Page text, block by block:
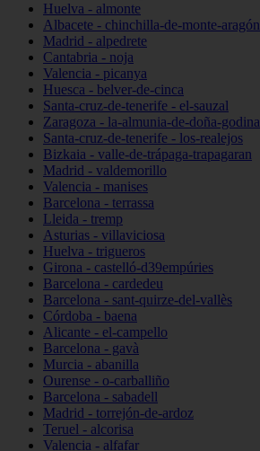
Huelva - almonte
Albacete - chinchilla-de-monte-aragón
Madrid - alpedrete
Cantabria - noja
Valencia - picanya
Huesca - belver-de-cinca
Santa-cruz-de-tenerife - el-sauzal
Zaragoza - la-almunia-de-doña-godina
Santa-cruz-de-tenerife - los-realejos
Bizkaia - valle-de-trápaga-trapagaran
Madrid - valdemorillo
Valencia - manises
Barcelona - terrassa
Lleida - tremp
Asturias - villaviciosa
Huelva - trigueros
Girona - castelló-d39empúries
Barcelona - cardedeu
Barcelona - sant-quirze-del-vallès
Córdoba - baena
Alicante - el-campello
Barcelona - gavà
Murcia - abanilla
Ourense - o-carballiño
Barcelona - sabadell
Madrid - torrejón-de-ardoz
Teruel - alcorisa
Valencia - alfafar